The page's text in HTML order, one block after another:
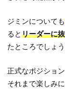
ジミンについても
るとリーダーに
たところでしょう
正式なポジショ
それまで楽しみ